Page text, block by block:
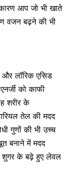
आप जो भी खाते
वजन बढ़ने की भी
लॉरिक एसिड
को काफी
शरीर के
तेल की मदद
गुणों की भी उच्च
बनाने में मदद
शुगर के बढ़े हुए लेवल